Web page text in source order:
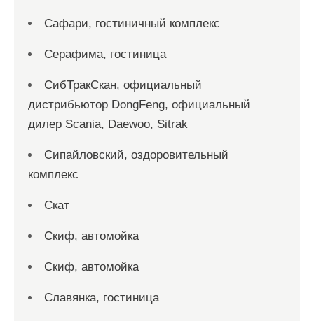
Сафари, гостиничный комплекс
Серафима, гостиница
СибТракСкан, официальный
дистрибьютор DongFeng, официальный
дилер Scania, Daewoo, Sitrak
Сипайловский, оздоровительный
комплекс
Скат
Скиф, автомойка
Скиф, автомойка
Славянка, гостиница